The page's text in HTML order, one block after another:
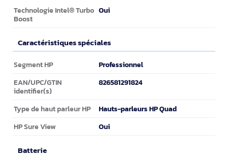
Caractéristiques spéciales du processeur
Technologie Intel® Turbo
Boost
Oui
Caractéristiques spéciales
Caractéristiques spéciales
Segment HP Professionnel
EAN/UPC/GTIN
identifier(s)
826581291824
Type de haut parleur HP Hauts-parleurs HP Quad
HP Sure View Oui
Batterie